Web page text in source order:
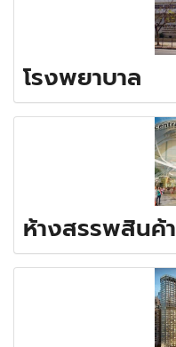
โรงพยาบาล
ห้างสรรพสินค้า